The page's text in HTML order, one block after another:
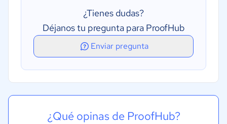
¿Tienes dudas?
Déjanos tu pregunta para ProofHub
Enviar pregunta
¿Qué opinas de ProofHub?